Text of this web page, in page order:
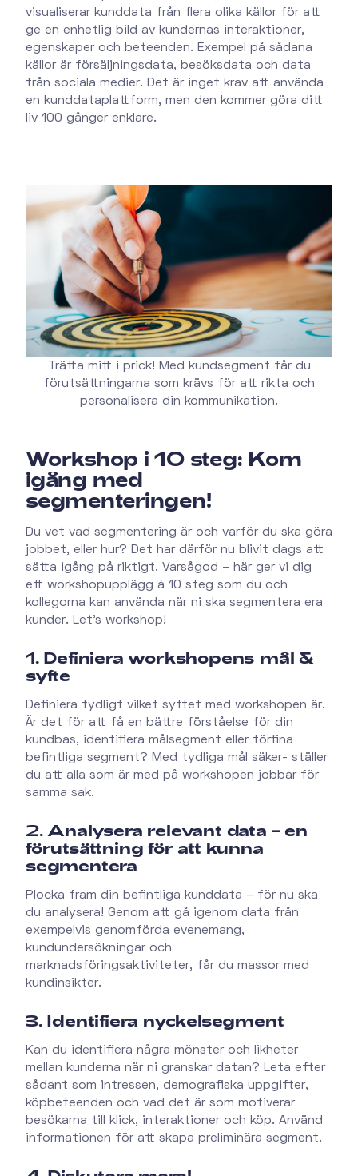
visualiserar kunddata från flera olika källor för att
ge en enhetlig bild av kundernas interaktioner,
egenskaper och beteenden. Exempel på sådana
källor är försäljningsdata, besöksdata och data
från sociala medier. Det är inget krav att använda
en kunddataplattform, men den kommer göra ditt
liv 100 gånger enklare.
Träffa mitt i prick! Med kundsegment får du
förutsättningarna som krävs för att rikta och
personalisera din kommunikation.
Workshop i 10 steg: Kom
igång med
segmenteringen!
Du vet vad segmentering är och varför du ska göra
jobbet, eller hur? Det har därför nu blivit dags att
sätta igång på riktigt. Varsågod – här ger vi dig
ett workshopupplägg à 10 steg som du och
kollegorna kan använda när ni ska segmentera era
kunder. Let’s workshop!
1. Definiera workshopens mål &
syfte
Definiera tydligt vilket syftet med workshopen är.
Är det för att få en bättre förståelse för din
kundbas, identifiera målsegment eller förfina
befintliga segment? Med tydliga mål säker- ställer
du att alla som är med på workshopen jobbar för
samma sak.
2. Analysera relevant data – en
förutsättning för att kunna
segmentera
Plocka fram din befintliga kunddata – för nu ska
du analysera! Genom att gå igenom data från
exempelvis genomförda evenemang,
kundundersökningar och
marknadsföringsaktiviteter, får du massor med
kundinsikter.
3. Identifiera nyckelsegment
Kan du identifiera några mönster och likheter
mellan kunderna när ni granskar datan? Leta efter
sådant som intressen, demografiska uppgifter,
köpbeteenden och vad det är som motiverar
besökarna till klick, interaktioner och köp. Använd
informationen för att skapa preliminära segment.